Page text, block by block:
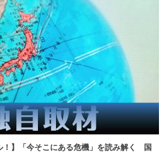
！】「今そこにある危機」を読み解く 国